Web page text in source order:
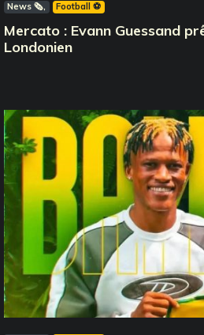
News 🗞️ Football ⚽️
Mercato : Evann Guessand
Londonien